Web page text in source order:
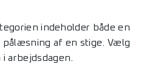
indeholder både en
pålæsning af en stige. Vælg
arbejdsdagen.